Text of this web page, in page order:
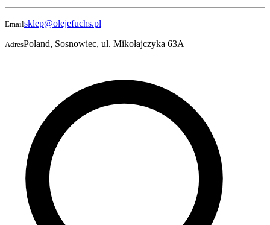
Emailsklep@olejefuchs.pl
AdresPoland, Sosnowiec, ul. Mikołajczyka 63A